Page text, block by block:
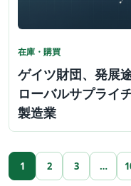
在庫・購買
ゲイツ財団、発展
ローバルサプライ
製造業
1 2 3 …